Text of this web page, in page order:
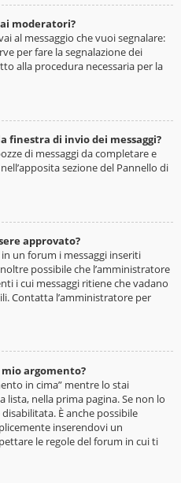
ai moderatori?
al messaggio che vuoi segnalare:
per fare la segnalazione dei
alla procedura necessaria per la
finestra di invio dei messaggi?
di messaggi da completare e
sezione del Pannello di
approvato?
un forum i messaggi inseriti
possibile che l’amministratore
i cui messaggi ritiene che vadano
Contatta l’amministratore per
mio argomento?
in cima” mentre lo stai
lista, nella prima pagina. Se non lo
È anche possibile
inserendovi un
le regole del forum in cui ti